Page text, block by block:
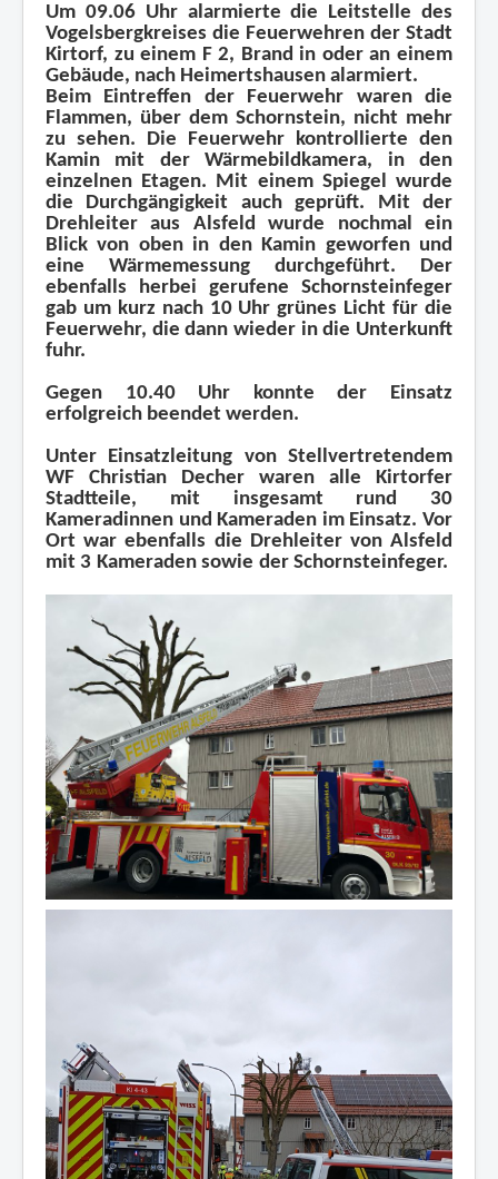
Um 09.06 Uhr alarmierte die Leitstelle des
Vogelsbergkreises die Feuerwehren der Stadt
Kirtorf, zu einem F 2, Brand in oder an einem
Gebäude, nach Heimertshausen alarmiert.
Beim Eintreffen der Feuerwehr waren die
Flammen, über dem Schornstein, nicht mehr
zu sehen. Die Feuerwehr kontrollierte den
Kamin mit der Wärmebildkamera, in den
einzelnen Etagen. Mit einem Spiegel wurde
die Durchgängigkeit auch geprüft. Mit der
Drehleiter aus Alsfeld wurde nochmal ein
Blick von oben in den Kamin geworfen und
eine Wärmemessung durchgeführt. Der
ebenfalls herbei gerufene Schornsteinfeger
gab um kurz nach 10 Uhr grünes Licht für die
Feuerwehr, die dann wieder in die Unterkunft
fuhr.
Gegen 10.40 Uhr konnte der Einsatz
erfolgreich beendet werden.
Unter Einsatzleitung von Stellvertretendem
WF Christian Decher waren alle Kirtorfer
Stadtteile, mit insgesamt rund 30
Kameradinnen und Kameraden im Einsatz. Vor
Ort war ebenfalls die Drehleiter von Alsfeld
mit 3 Kameraden sowie der Schornsteinfeger.